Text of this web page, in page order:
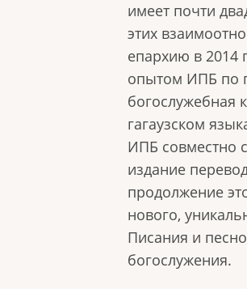
имеет почти
этих
епархию в 2014
опытом ИПБ по
богослужебная
гагаузском
ИПБ совместно
издание
продолжение
нового,
Писания и
богослужения.